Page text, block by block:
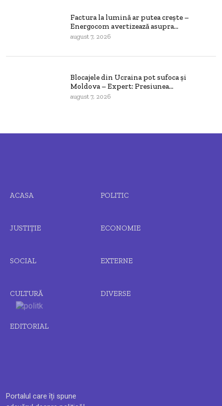
Factura la lumină ar putea crește –
Energocom avertizează asupra...
august 7, 2026
Blocajele din Ucraina pot sufoca și
Moldova – Expert: Presiunea...
august 7, 2026
Portalul care îți spune
ACASA POLITIC
JUSTIȚIE ECONOMIE
SOCIAL EXTERNE
CULTURĂ DIVERSE
EDITORIAL